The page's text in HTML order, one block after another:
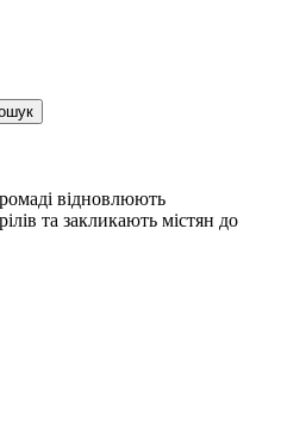
відновлюють
та закликають містян до